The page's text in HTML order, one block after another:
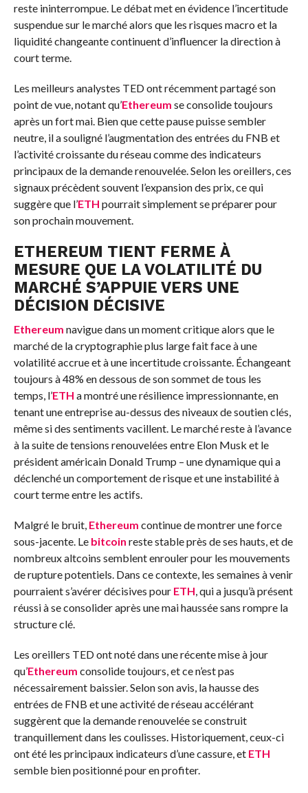
reste ininterrompue. Le débat met en évidence l’incertitude
suspendue sur le marché alors que les risques macro et la
liquidité changeante continuent d’influencer la direction à
court terme.
Les meilleurs analystes TED ont récemment partagé son
point de vue, notant qu’Ethereum se consolide toujours
après un fort mai. Bien que cette pause puisse sembler
neutre, il a souligné l’augmentation des entrées du FNB et
l’activité croissante du réseau comme des indicateurs
principaux de la demande renouvelée. Selon les oreillers, ces
signaux précèdent souvent l’expansion des prix, ce qui
suggère que l’ETH pourrait simplement se préparer pour
son prochain mouvement.
ETHEREUM TIENT FERME À
MESURE QUE LA VOLATILITÉ DU
MARCHÉ S’APPUIE VERS UNE
DÉCISION DÉCISIVE
Ethereum navigue dans un moment critique alors que le
marché de la cryptographie plus large fait face à une
volatilité accrue et à une incertitude croissante. Échangeant
toujours à 48% en dessous de son sommet de tous les
temps, l’ETH a montré une résilience impressionnante, en
tenant une entreprise au-dessus des niveaux de soutien clés,
même si des sentiments vacillent. Le marché reste à l’avance
à la suite de tensions renouvelées entre Elon Musk et le
président américain Donald Trump – une dynamique qui a
déclenché un comportement de risque et une instabilité à
court terme entre les actifs.
Malgré le bruit, Ethereum continue de montrer une force
sous-jacente. Le bitcoin reste stable près de ses hauts, et de
nombreux altcoins semblent enrouler pour les mouvements
de rupture potentiels. Dans ce contexte, les semaines à venir
pourraient s’avérer décisives pour ETH, qui a jusqu’à présent
réussi à se consolider après une mai haussée sans rompre la
structure clé.
Les oreillers TED ont noté dans une récente mise à jour
qu’Ethereum consolide toujours, et ce n’est pas
nécessairement baissier. Selon son avis, la hausse des
entrées de FNB et une activité de réseau accélérant
suggèrent que la demande renouvelée se construit
tranquillement dans les coulisses. Historiquement, ceux-ci
ont été les principaux indicateurs d’une cassure, et ETH
semble bien positionné pour en profiter.